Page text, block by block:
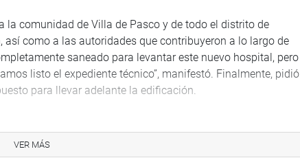
comunidad de Villa de Pasco y de todo el distrito de
como a las autoridades que contribuyeron a lo largo de
saneado para levantar este nuevo hospital, pero
listo el expediente técnico”, manifestó. Finalmente, pidió
para llevar adelante la edificación.
entregando el expediente técnico y pasado 30 días se
para esta obra era de 366 millones de soles, pero con los
VER MÁS